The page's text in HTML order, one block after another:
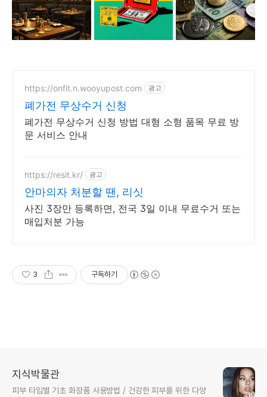
https://onfit.n.wooyupost.com 광고
폐가전 무상수거 신청
폐가전 무상수거 신청 방법 대형 소형 품목 무료 방
문 서비스 안내
https://resit.kr/ 광고
안마의자 처분할 땐, 리싯
사진 3장만 등록하면, 전국 3일 이내 무료수거 또는
매입처분 가능
3 구독하기
지식박물관
피부 타입별 기초 화장품 사용방법 / 건강한 피부를 위한 다양